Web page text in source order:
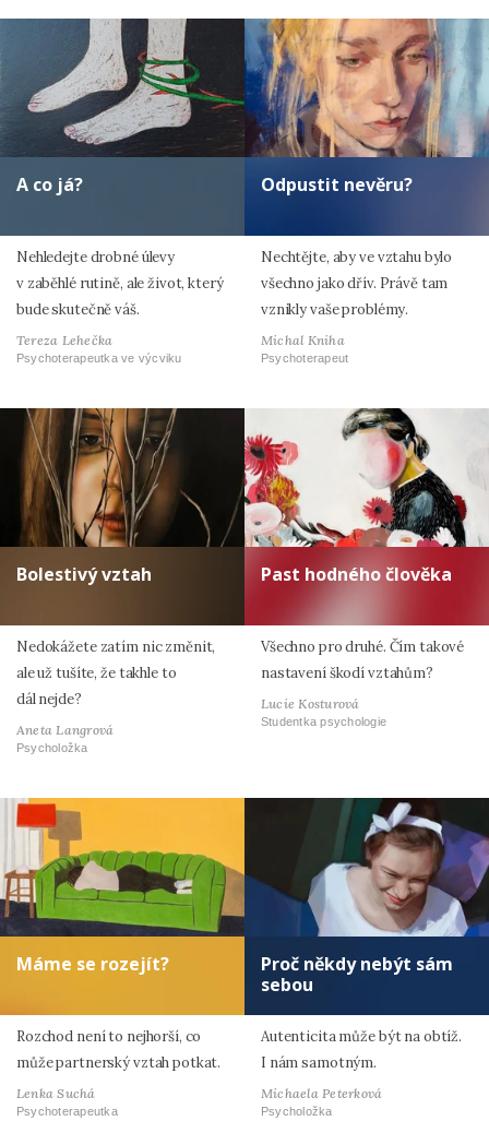
A co já?
Nehledejte drobné úlevy
v zaběhlé rutině, ale život, který
bude skutečně váš.
Tereza Lehečka
Psychoterapeutka ve výcviku
Odpustit nevěru?
Nechtějte, aby ve vztahu bylo
všechno jako dřív. Právě tam
vznikly vaše problémy.
Michal Kniha
Psychoterapeut
Bolestivý vztah
Nedokážete zatím nic změnit,
ale už tušíte, že takhle to
dál nejde?
Aneta Langrová
Psycholožka
Past hodného člověka
Všechno pro druhé. Čím takové
nastavení škodí vztahům?
Lucie Kosturová
Studentka psychologie
Máme se rozejít?
Rozchod není to nejhorší, co
může partnerský vztah potkat.
Lenka Suchá
Psychoterapeutka
Proč někdy nebýt sám
sebou
Autenticita může být na obtíž.
I nám samotným.
Michaela Peterková
Psycholožka